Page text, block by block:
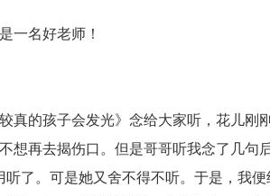
一名好老师！
真的孩子会发光》念给大家听，花儿刚
想再去揭伤口。但是哥哥听我念了几句
了。可是她又舍不得不听。于是，我